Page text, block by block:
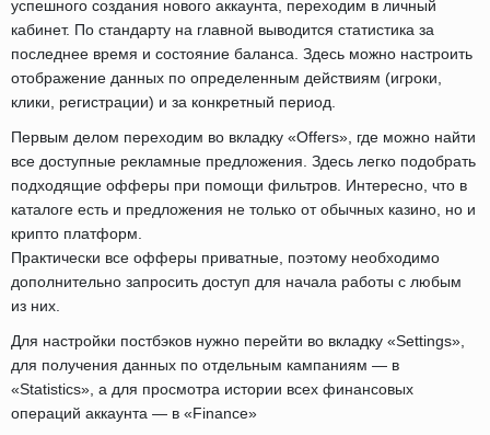
успешного создания нового аккаунта, переходим в личный
кабинет. По стандарту на главной выводится статистика за
последнее время и состояние баланса. Здесь можно настроить
отображение данных по определенным действиям (игроки,
клики, регистрации) и за конкретный период.
Первым делом переходим во вкладку «Offers», где можно найти
все доступные рекламные предложения. Здесь легко подобрать
подходящие офферы при помощи фильтров. Интересно, что в
каталоге есть и предложения не только от обычных казино, но и
крипто платформ.
Практически все офферы приватные, поэтому необходимо
дополнительно запросить доступ для начала работы с любым
из них.
Для настройки постбэков нужно перейти во вкладку «Settings»,
для получения данных по отдельным кампаниям — в
«Statistics», а для просмотра истории всех финансовых
операций аккаунта — в «Finance»